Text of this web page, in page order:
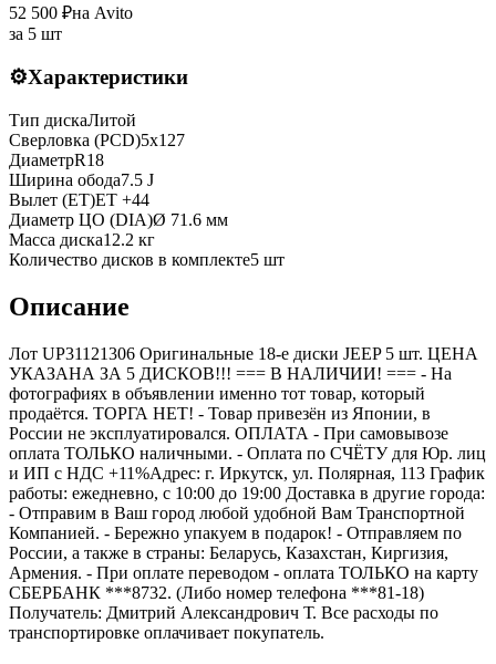
52 500 ₽на Avito
за 5 шт
⚙️Характеристики
Тип дискаЛитой
Сверловка (PCD)5x127
ДиаметрR18
Ширина обода7.5 J
Вылет (ET)ET +44
Диаметр ЦО (DIA)Ø 71.6 мм
Масса диска12.2 кг
Количество дисков в комплекте5 шт
Описание
Лот UP31121306 Оригинальные 18-е диски JEEP 5 шт. ЦЕНА
УКАЗАНА ЗА 5 ДИСКОВ!!! === B НАЛИЧИИ! === - На
фотографиях в объявлении именно тот товар, который
продаётся. ТОРГА НЕТ! - Товар привезён из Японии, в
России не эксплуатировался. ОПЛАТА - При самовывозе
оплата ТОЛЬКО наличными. - Оплата по СЧЁТУ для Юр. лиц
и ИП с НДС +11%Адрес: г. Иркутск, ул. Полярная, 113 График
работы: ежедневно, с 10:00 до 19:00 Доставка в другие города:
- Отправим в Ваш город любой удобной Вам Транспортной
Компанией. - Бережно упакуем в подарок! - Отправляем по
России, а также в страны: Беларусь, Казахстан, Киргизия,
Армения. - При оплате переводом - оплата ТОЛЬКО на карту
СБЕРБАНК ***8732. (Либо номер телефона ***81-18)
Получатель: Дмитрий Александрович Т. Все расходы по
транспортировке оплачивает покупатель.